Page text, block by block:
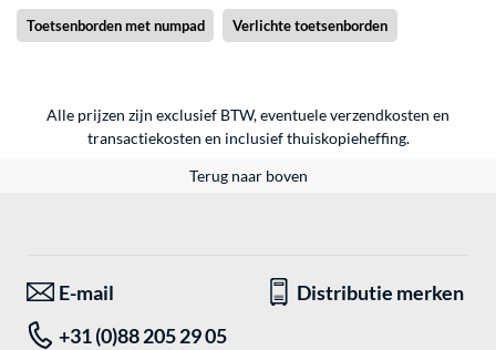
Toetsenborden met numpad Verlichte toetsenborden
Alle prijzen zijn exclusief BTW, eventuele verzendkosten en
transactiekosten en inclusief thuiskopieheffing.
Terug naar boven
E-mail
Distributie merken
+31 (0)88 205 29 05